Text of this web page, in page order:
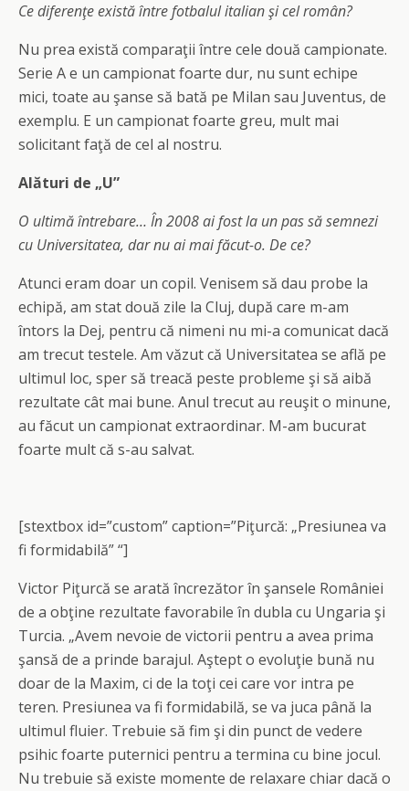
Ce diferenţe există între fotbalul italian şi cel român?
Nu prea există comparaţii între cele două campionate.
Serie A e un campionat foarte dur, nu sunt echipe
mici, toate au şanse să bată pe Milan sau Juventus, de
exemplu. E un campionat foarte greu, mult mai
solicitant faţă de cel al nostru.
Alături de „U”
O ultimă întrebare… În 2008 ai fost la un pas să semnezi
cu Universitatea, dar nu ai mai făcut-o. De ce?
Atunci eram doar un copil. Venisem să dau probe la
echipă, am stat două zile la Cluj, după care m-am
întors la Dej, pentru că nimeni nu mi-a comunicat dacă
am trecut testele. Am văzut că Universitatea se află pe
ultimul loc, sper să treacă peste probleme şi să aibă
rezultate cât mai bune. Anul trecut au reuşit o minune,
au făcut un campionat extraordinar. M-am bucurat
foarte mult că s-au salvat.
[stextbox id=”custom” caption=”Piţurcă: „Presiunea va
fi formidabilă” “]
Victor Piţurcă se arată încrezător în şansele României
de a obţine rezultate favorabile în dubla cu Ungaria şi
Turcia. „Avem nevoie de victorii pentru a avea prima
şansă de a prinde barajul. Aştept o evoluţie bună nu
doar de la Maxim, ci de la toţi cei care vor intra pe
teren. Presiunea va fi formidabilă, se va juca până la
ultimul fluier. Trebuie să fim şi din punct de vedere
psihic foarte puternici pentru a termina cu bine jocul.
Nu trebuie să existe momente de relaxare chiar dacă o